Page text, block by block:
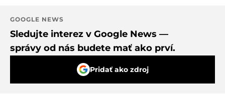
GOOGLE NEWS
Sledujte interez v Google News —
správy od nás budete mať ako prví.
Pridať ako zdroj